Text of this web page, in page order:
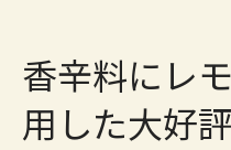
香辛料にレ
用した大好